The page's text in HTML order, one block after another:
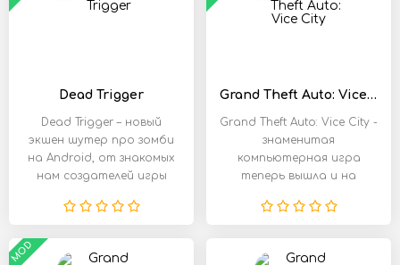
Dead Trigger
Dead Trigger – новый
экшен шутер про зомби
на Android, от знакомых
нам создателей игры
Grand Theft Auto: Vice City
Grand Theft Auto: Vice City -
знаменитая
компьютерная игра
теперь вышла и на
MOD